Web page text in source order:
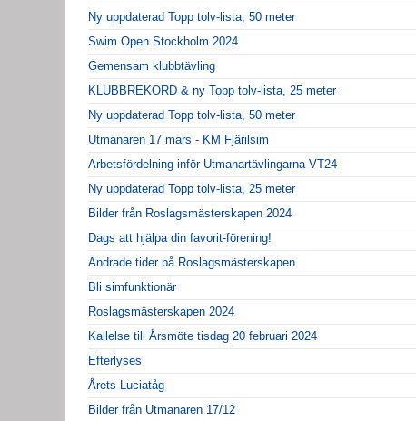
Ny uppdaterad Topp tolv-lista, 50 meter
Swim Open Stockholm 2024
Gemensam klubbtävling
KLUBBREKORD & ny Topp tolv-lista, 25 meter
Ny uppdaterad Topp tolv-lista, 50 meter
Utmanaren 17 mars - KM Fjärilsim
Arbetsfördelning inför Utmanartävlingarna VT24
Ny uppdaterad Topp tolv-lista, 25 meter
Bilder från Roslagsmästerskapen 2024
Dags att hjälpa din favorit-förening!
Ändrade tider på Roslagsmästerskapen
Bli simfunktionär
Roslagsmästerskapen 2024
Kallelse till Årsmöte tisdag 20 februari 2024
Efterlyses
Årets Luciatåg
Bilder från Utmanaren 17/12